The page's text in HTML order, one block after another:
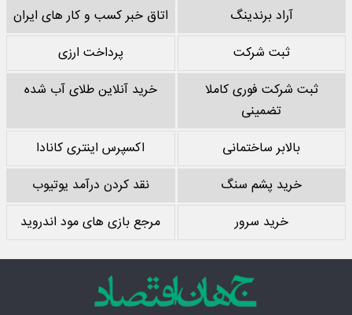
آراد برندینگ
اتاق خبر کسب و کار های ایران
ثبت شرکت
پرداخت ارزی
ثبت شرکت فوری کاملا
تضمینی
خرید آنلاین طلای آب شده
بالابر ساختمانی
اکسپرس اینتری کانادا
خرید پشم سنگ
نقد کردن درآمد یوتیوب
خرید سرور
مرجع بازی های مود اندروید